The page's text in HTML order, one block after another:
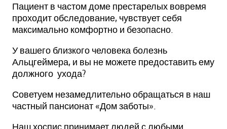
Пациент в частом доме престарелых вовремя
проходит обследование, чувствует себя
максимально комфортно и безопасно.
У вашего близкого человека болезнь
Альцгеймера, и вы не можете предоставить ему
должного ухода?
Советуем незамедлительно обращаться в наш
частный пансионат «Дом заботы».
Наш хоспис принимает людей с любыми